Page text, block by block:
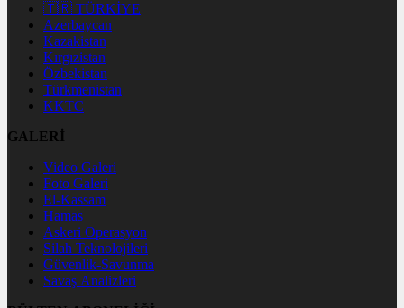
🇹🇷 TÜRKİYE
Azerbaycan
Kazakistan
Kırgızistan
Özbekistan
Türkmenistan
KKTC
GALERİ
Video Galeri
Foto Galeri
El-Kassam
Hamas
Askeri Operasyon
Silah Teknolojileri
Güvenlik-Savunma
Savaş Analizleri